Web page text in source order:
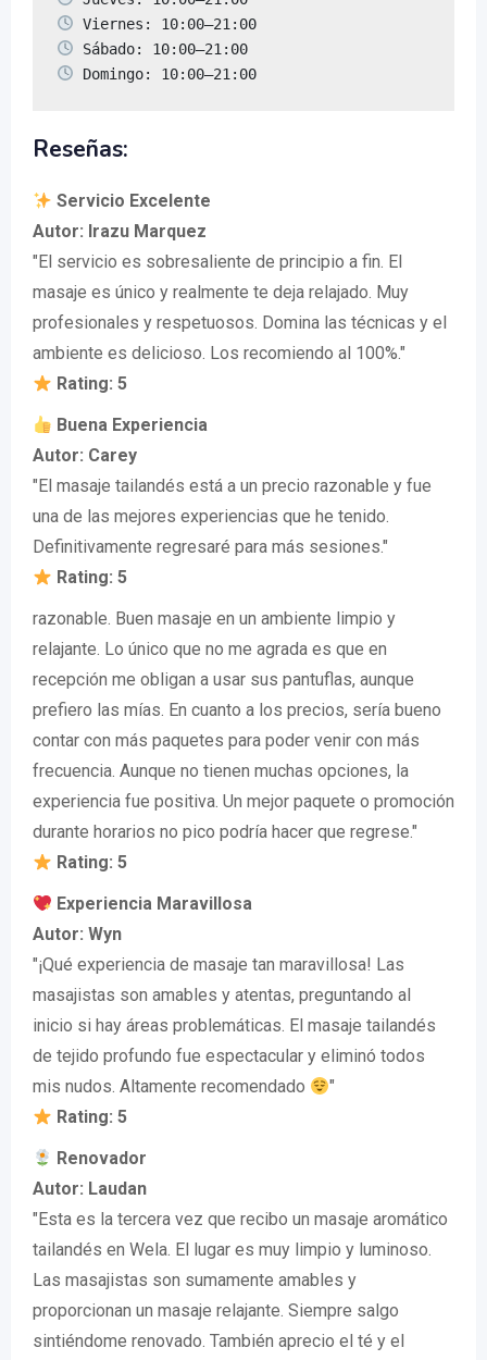
Domingo: 10:00–21:00
Reseñas:
Servicio Excelente
Autor: Irazu Marquez
"El servicio es sobresaliente de principio a fin. El
masaje es único y realmente te deja relajado. Muy
profesionales y respetuosos. Domina las técnicas y el
ambiente es delicioso. Los recomiendo al 100%."
Rating: 5
Buena Experiencia
Autor: Carey
"El masaje tailandés está a un precio razonable y fue
una de las mejores experiencias que he tenido.
Definitivamente regresaré para más sesiones."
Rating: 5
razonable. Buen masaje en un ambiente limpio y
relajante. Lo único que no me agrada es que en
recepción me obligan a usar sus pantuflas, aunque
prefiero las mías. En cuanto a los precios, sería bueno
contar con más paquetes para poder venir con más
frecuencia. Aunque no tienen muchas opciones, la
experiencia fue positiva. Un mejor paquete o promoción
durante horarios no pico podría hacer que regrese."
Rating: 5
Experiencia Maravillosa
Autor: Wyn
"¡Qué experiencia de masaje tan maravillosa! Las
masajistas son amables y atentas, preguntando al
inicio si hay áreas problemáticas. El masaje tailandés
de tejido profundo fue espectacular y eliminó todos
mis nudos. Altamente recomendado
"
Rating: 5
Renovador
Autor: Laudan
"Esta es la tercera vez que recibo un masaje aromático
tailandés en Wela. El lugar es muy limpio y luminoso.
Las masajistas son sumamente amables y
proporcionan un masaje relajante. Siempre salgo
sintiéndome renovado. También aprecio el té y el